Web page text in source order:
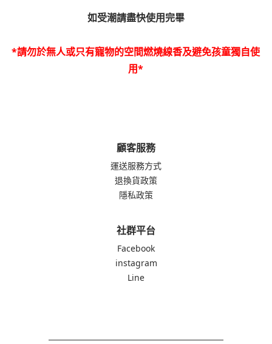
如受潮請盡快使用完畢
*請勿於無人或只有寵物的空間燃燒線香及避免孩童獨自使
用*
顧客服務
運送服務方式
退換貨政策
隱私政策
社群平台
Facebook
instagram
Line